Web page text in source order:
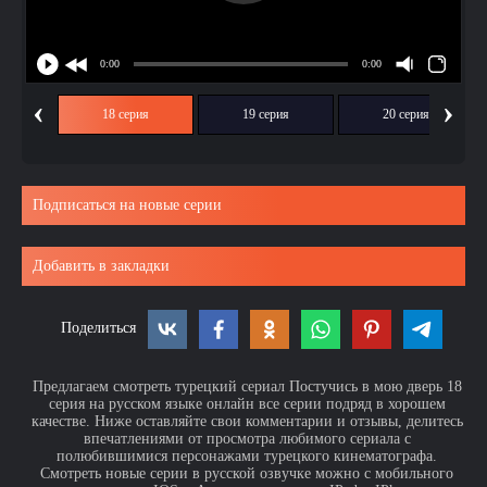
‹ 18 серия 19 серия 20 серия ›
Подписаться на новые серии
Добавить в закладки
Поделиться
Предлагаем смотреть турецкий сериал Постучись в мою дверь 18
серия на русском языке онлайн все серии подряд в хорошем
качестве. Ниже оставляйте свои комментарии и отзывы, делитесь
впечатлениями от просмотра любимого сериала с
полюбившимися персонажами турецкого кинематографа.
Смотреть новые серии в русской озвучке можно с мобильного